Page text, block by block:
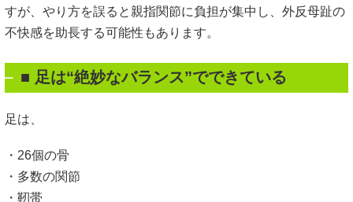
すが、やり方を誤ると親指関節に負担が集中し、外反母趾の
不快感を助長する可能性もあります。
■ 足は“絶妙なバランス”でできている
足は、
・26個の骨
・多数の関節
・靭帯